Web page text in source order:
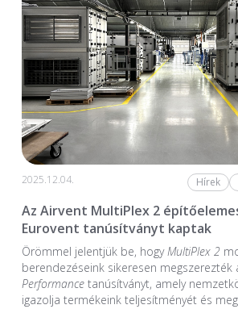
2025.12.04. Hírek
Az Airvent MultiPlex 2
Eurovent tanúsítványt kaptak
Örömmel jelentjük be, hogyMultiPlex 2
berendezéseink sikeresen megszerezték
Performancetanúsítványt, amely
igazolja termékeink teljesítményét és